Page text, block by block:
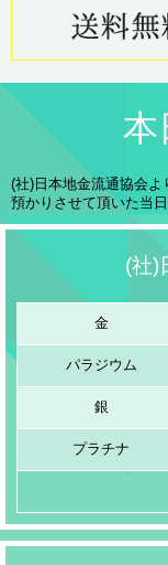
本
(社)日本地金流通協会
預かりさせて頂いた当
(社)
金
パラジウム
銀
プラチナ